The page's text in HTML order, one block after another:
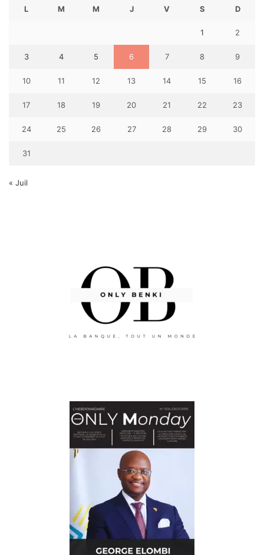
L M M J V S D
1 2
3 4 5 6 7 8 9
10 11 12 13 14 15 16
17 18 19 20 21 22 23
24 25 26 27 28 29 30
31
« Juil